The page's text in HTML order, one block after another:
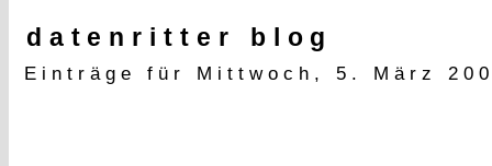
datenritter blog
Einträge für Mittwoch, 5. März